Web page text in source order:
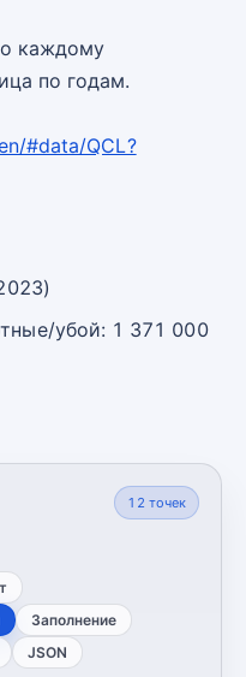
каждому
по годам.
#data/QCL?
убой: 1 371 000
12 точек
Заполнение
JSON